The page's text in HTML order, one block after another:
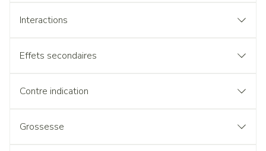
Interactions
Effets secondaires
Contre indication
Grossesse